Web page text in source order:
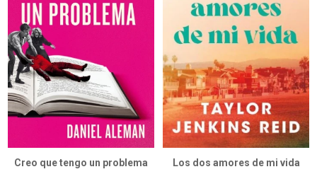
Creo que tengo un problema Los dos amores de mi vida